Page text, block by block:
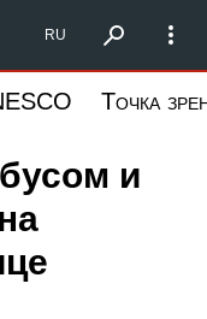
Запад
RU
Точка
и